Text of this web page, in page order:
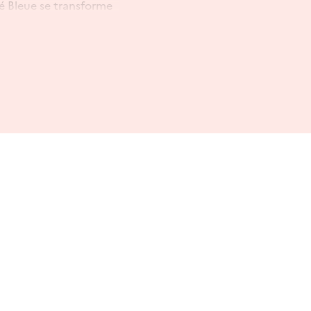
Bleue se transforme
patrimoine,